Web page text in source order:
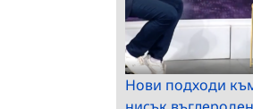
Нови подходи